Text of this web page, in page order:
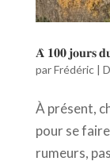
𝐀̀ 𝟏𝟎𝟎 𝐣𝐨𝐮𝐫𝐬
parFrédéric|
À présent,
pour se
rumeurs,